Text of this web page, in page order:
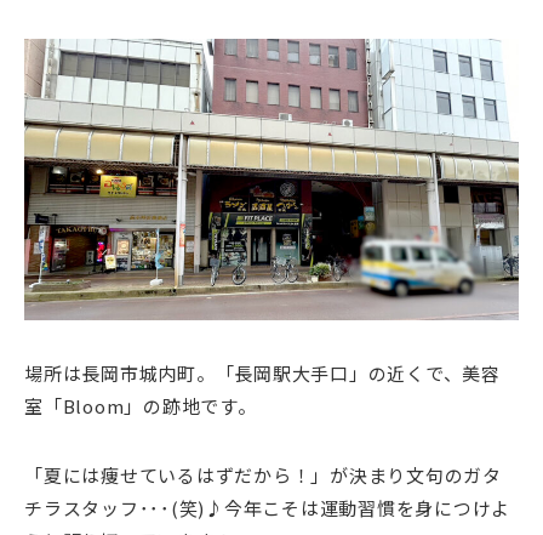
場所は長岡市城内町。「長岡駅大手口」の近くで、美容
室「Bloom」の跡地です。
「夏には痩せているはずだから！」が決まり文句のガタ
チラスタッフ･･･(笑)♪今年こそは運動習慣を身につけよ